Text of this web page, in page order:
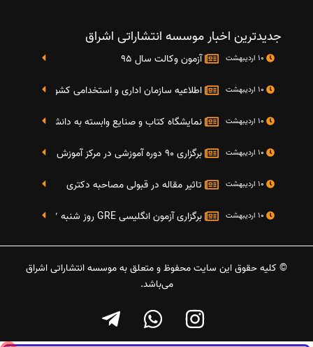
جدیدترین اخبار موسسه انتشاراتی اشراق
آزمون وکالت سال 95
اطلاعیه سازمان اداری و استخدامی کشور در خصوص
نمایشگاه کتاب و صنایع وابسته به دانشگاه صنعتی شریف 4 الی 8 مهر
برگزاری 90 دوره آموزشی در مرکز آموزش فرهنگی دانشگاه علامه
تاثیر مقاله در قبولی مصاحبه دکتری
برگزاری آزمون انگلیسی GRE روز شنبه 27 شهریور(مقارن با 17 سپتامبر 2016)
© کلیه حقوق این سایت محفوظ و متعلق به موسسه انتشاراتی اشراق
می‌باشد.